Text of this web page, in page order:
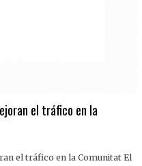
el tráfico en la
el tráfico en la Comunitat El